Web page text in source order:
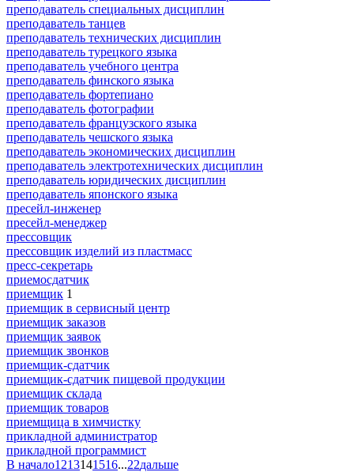
преподаватель специальных дисциплин
преподаватель танцев
преподаватель технических дисциплин
преподаватель турецкого языка
преподаватель учебного центра
преподаватель финского языка
преподаватель фортепиано
преподаватель фотографии
преподаватель французского языка
преподаватель чешского языка
преподаватель экономических дисциплин
преподаватель электротехнических дисциплин
преподаватель юридических дисциплин
преподаватель японского языка
пресейл-инженер
пресейл-менеджер
прессовщик
прессовщик изделий из пластмасс
пресс-секретарь
приемосдатчик
приемщик 1
приемщик в сервисный центр
приемщик заказов
приемщик заявок
приемщик звонков
приемщик-сдатчик
приемщик-сдатчик пищевой продукции
приемщик склада
приемщик товаров
приемщица в химчистку
прикладной администратор
прикладной программист
В начало1213141516...22дальше